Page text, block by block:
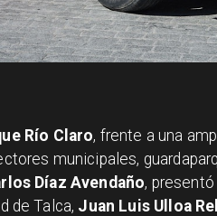
Río Claro, frente a una
municipales,
Díaz Avendaño,
de Talca, Juan Luis Ulloa